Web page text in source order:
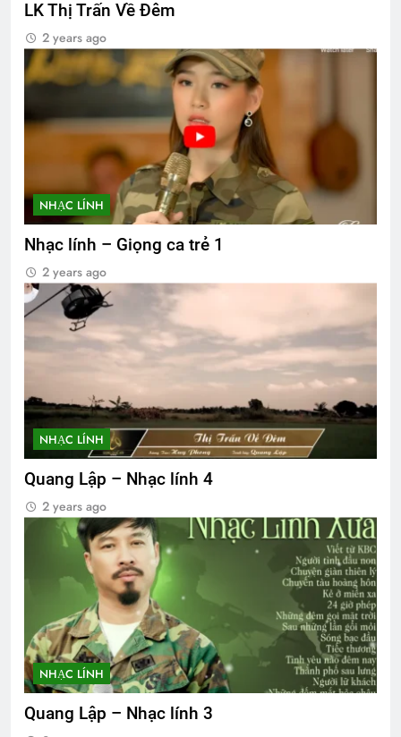
LK Thị Trấn Về Đêm
2 years ago
NHẠC LÍNH
Nhạc lính – Giọng ca trẻ 1
2 years ago
NHẠC LÍNH
Quang Lập – Nhạc lính 4
2 years ago
NHẠC LÍNH
Quang Lập – Nhạc lính 3